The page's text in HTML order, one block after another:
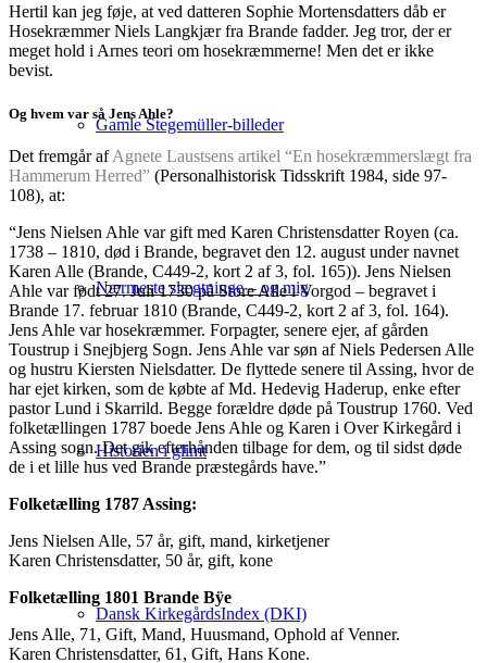
Gamle Stegemüller-billeder
Nærmeste slægtninge – og mig
Historien i glimt
Dansk KirkegårdsIndex (DKI)
Hertil kan jeg føje, at ved datteren Sophie Mortensdatters dåb er
Hosekræmmer Niels Langkjær fra Brande fadder. Jeg tror, der er
meget hold i Arnes teori om hosekræmmerne! Men det er ikke
bevist.
Og hvem var så Jens Ahle?
Det fremgår afAgnete Laustsens artikel “En hosekræmmerslægt fra
Hammerum Herred” (Personalhistorisk Tidsskrift 1984, side 97-
108), at:
“Jens Nielsen Ahle var gift med Karen Christensdatter Royen (ca.
1738 – 1810, død i Brande, begravet den 12. august under navnet
Karen Alle (Brande, C449-2, kort 2 af 3, fol. 165)). Jens Nielsen
Ahle var født 27. Juli 1730 på Store Alle i Vorgod – begravet i
Brande 17. februar 1810 (Brande, C449-2, kort 2 af 3, fol. 164).
Jens Ahle var hosekræmmer. Forpagter, senere ejer, af gården
Toustrup i Snejbjerg Sogn. Jens Ahle var søn af Niels Pedersen Alle
og hustru Kiersten Nielsdatter. De flyttede senere til Assing, hvor de
har ejet kirken, som de købte af Md. Hedevig Haderup, enke efter
pastor Lund i Skarrild. Begge forældre døde på Toustrup 1760. Ved
folketællingen 1787 boede Jens Ahle og Karen i Over Kirkegård i
Assing sogn. Det gik efterhånden tilbage for dem, og til sidst døde
de i et lille hus ved Brande præstegårds have.”
Folketælling 1787 Assing:
Jens Nielsen Alle, 57 år, gift, mand, kirketjener
Karen Christensdatter, 50 år, gift, kone
Folketælling 1801 Brande Bÿe
Jens Alle, 71, Gift, Mand, Huusmand, Ophold af Venner.
Karen Christensdatter, 61, Gift, Hans Kone.